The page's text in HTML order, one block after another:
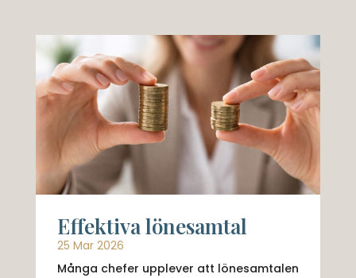
Effektiva lönesamtal
25 Mar 2026
Många chefer upplever att lönesamtalen